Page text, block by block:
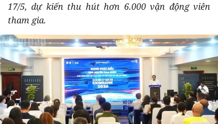
DU LỊCH
THẾ GIỚI
THỂ THAO
GIÁO DỤC
Y TẾ
17/5, dự kiến thu hút hơn 6.000 vận động viên
tham gia.